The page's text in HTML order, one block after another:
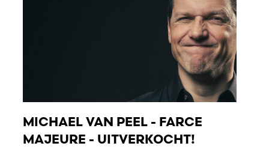
MICHAEL VAN PEEL - FARCE
MAJEURE - UITVERKOCHT!